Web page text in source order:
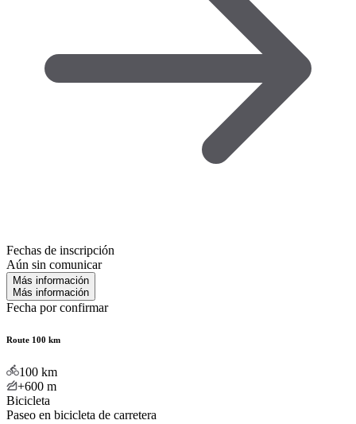
Fechas de inscripción
Aún sin comunicar
Más información
Más información
Fecha por confirmar
Route 100 km
100 km
+600 m
Bicicleta
Paseo en bicicleta de carretera